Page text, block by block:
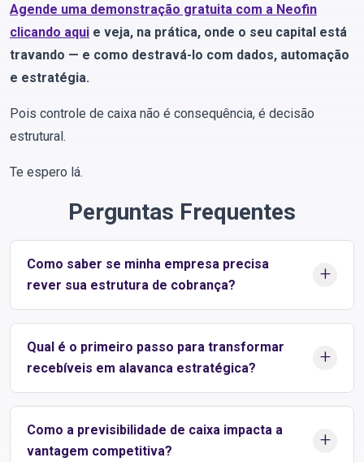
Agende uma demonstração gratuita com a Neofin
clicando aqui e veja, na prática, onde o seu capital está
travando — e como destravá-lo com dados, automação
e estratégia.
Pois controle de caixa não é consequência, é decisão
estrutural.
Te espero lá.
Perguntas Frequentes
Como saber se minha empresa precisa
rever sua estrutura de cobrança?
+
Se há dependência constante de capital de giro bancário,
dificuldade em prever entradas, crescimento com aumento
proporcional de inadimplência ou tensão recorrente no caixa, o
problema provavelmente está na conversão de recebíveis.
Nesses casos, não se trata de vender mais, mas de estruturar
melhor o ciclo financeiro.
Qual é o primeiro passo para transformar
recebíveis em alavanca estratégica?
+
Mapear o ciclo de caixa com dados reais: DSO por segmento,
comportamento de pagamento, taxa de recuperação, impacto
financeiro da inadimplência e custo implícito do capital
Como a previsibilidade de caixa impacta a
vantagem competitiva?
+